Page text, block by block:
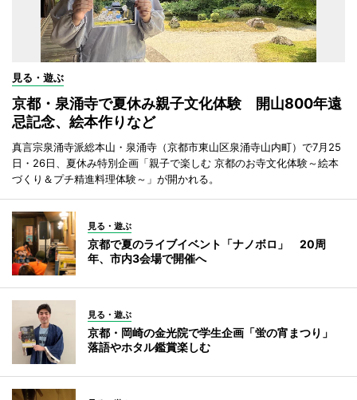
見る・遊ぶ
京都・泉涌寺で夏休み親子文化体験 開山800年遠
忌記念、絵本作りなど
真言宗泉涌寺派総本山・泉涌寺（京都市東山区泉涌寺山内町）で7月25
日・26日、夏休み特別企画「親子で楽しむ 京都のお寺文化体験～絵本
づくり＆プチ精進料理体験～」が開かれる。
見る・遊ぶ
京都で夏のライブイベント「ナノボロ」 20周
年、市内3会場で開催へ
見る・遊ぶ
京都・岡崎の金光院で学生企画「蛍の宵まつり」
落語やホタル鑑賞楽しむ